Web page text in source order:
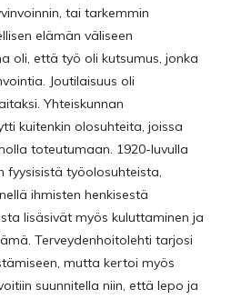
tai tarkemmin
elämän väliseen
oli, että työ oli kutsumus, jonka
Joutilaisuus oli
Yhteiskunnan
kuitenkin olosuhteita, joissa
toteutumaan. 1920-luvulla
fyysisistä työolosuhteista,
ihmisten henkisestä
lisäsivät myös kuluttaminen ja
Terveydenhoitolehti tarjosi
mutta kertoi myös
suunnitella niin, että lepo ja